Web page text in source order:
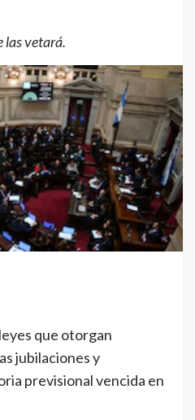
las vetará.
que otorgan
jubilaciones y
previsionalvencida en